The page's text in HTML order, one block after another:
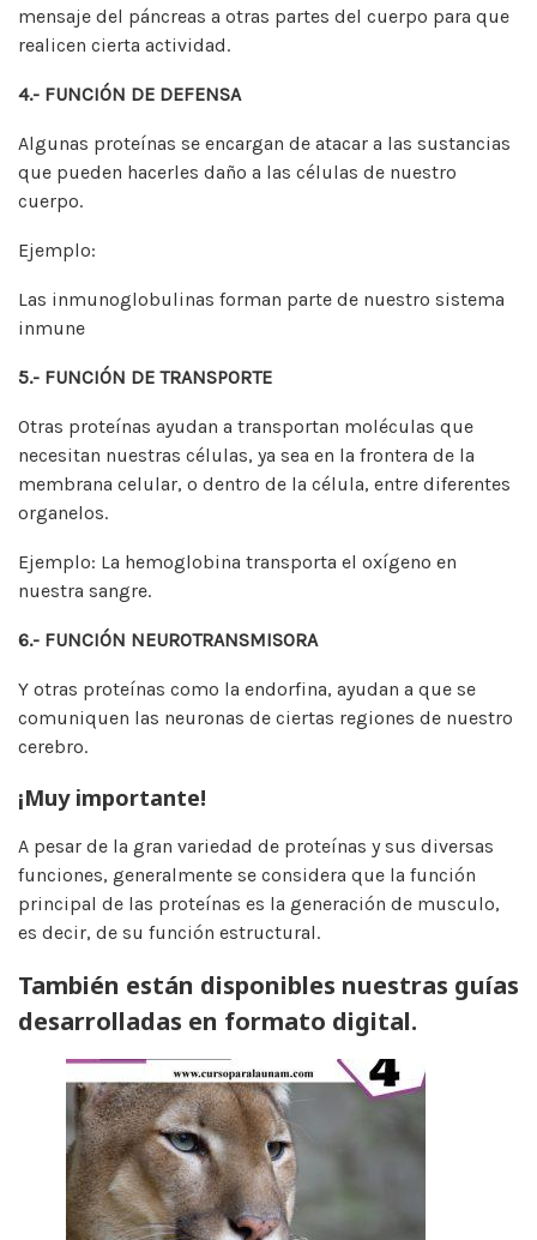
mensaje del páncreas a otras partes del cuerpo para que
realicen cierta actividad.
4.- FUNCIÓN DE DEFENSA
Algunas proteínas se encargan de atacar a las sustancias
que pueden hacerles daño a las células de nuestro
cuerpo.
Ejemplo:
Las inmunoglobulinas forman parte de nuestro sistema
inmune
5.- FUNCIÓN DE TRANSPORTE
Otras proteínas ayudan a transportan moléculas que
necesitan nuestras células, ya sea en la frontera de la
membrana celular, o dentro de la célula, entre diferentes
organelos.
Ejemplo: La hemoglobina transporta el oxígeno en
nuestra sangre.
6.- FUNCIÓN NEUROTRANSMISORA
Y otras proteínas como la endorfina, ayudan a que se
comuniquen las neuronas de ciertas regiones de nuestro
cerebro.
¡Muy importante!
A pesar de la gran variedad de proteínas y sus diversas
funciones, generalmente se considera que la función
principal de las proteínas es la generación de musculo,
es decir, de su función estructural.
También están disponibles nuestras guías
desarrolladas en formato digital.